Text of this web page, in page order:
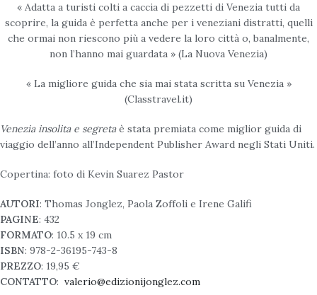
« Adatta a turisti colti a caccia di pezzetti di Venezia tutti da
scoprire, la guida è perfetta anche per i veneziani distratti, quelli
che ormai non riescono più a vedere la loro città o, banalmente,
non l’hanno mai guardata » (La Nuova Venezia)
« La migliore guida che sia mai stata scritta su Venezia »
(Classtravel.it)
Venezia insolita e segretaè stata premiata come miglior guida di
viaggio dell’anno all’Independent Publisher Award negli Stati Uniti.
Copertina: foto di Kevin Suarez Pastor
AUTORI: Thomas Jonglez, Paola Zoffoli e Irene Galifi
PAGINE: 432
FORMATO: 10.5 x 19 cm
ISBN: 978-2-36195-743-8
PREZZO: 19,95 €
CONTATTO: valerio@edizionijonglez.com